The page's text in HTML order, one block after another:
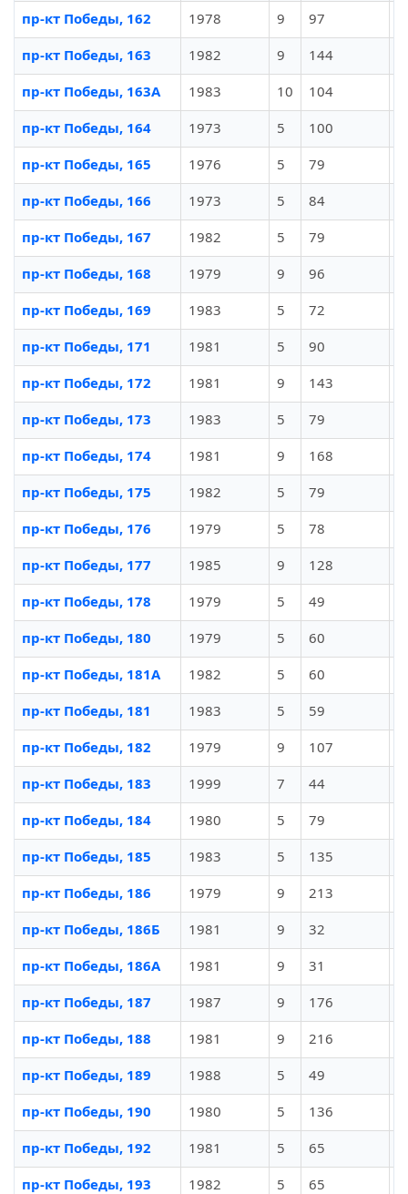
пр-кт Победы, 162 1978 9 97
пр-кт Победы, 163
1982 9 144
пр-кт Победы, 163А
1983 10 104
пр-кт Победы, 164
1973 5 100
пр-кт Победы, 165
1976 5 79
пр-кт Победы, 166
1973 5 84
пр-кт Победы, 167
1982 5 79
пр-кт Победы, 168
1979 9 96
пр-кт Победы, 169
1983 5 72
пр-кт Победы, 171
1981 5 90
пр-кт Победы, 172
1981 9 143
пр-кт Победы, 173
1983 5 79
пр-кт Победы, 174
1981 9 168
пр-кт Победы, 175
1982 5 79
пр-кт Победы, 176
1979 5 78
пр-кт Победы, 177
1985 9 128
пр-кт Победы, 178
1979 5 49
пр-кт Победы, 180
1979 5 60
пр-кт Победы, 181А
1982 5 60
пр-кт Победы, 181
1983 5 59
пр-кт Победы, 182
1979 9 107
пр-кт Победы, 183
1999 7 44
пр-кт Победы, 184
1980 5 79
пр-кт Победы, 185
1983 5 135
пр-кт Победы, 186
1979 9 213
пр-кт Победы, 186Б
1981 9 32
пр-кт Победы, 186А
1981 9 31
пр-кт Победы, 187
1987 9 176
пр-кт Победы, 188
1981 9 216
пр-кт Победы, 189
1988 5 49
пр-кт Победы, 190
1980 5 136
пр-кт Победы, 192
1981 5 65
пр-кт Победы, 193
1982 5 65